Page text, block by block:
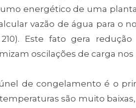
energético de uma
vazão de água para o
Este fato gera
oscilações de carga nos
de congelamento é o
são muito